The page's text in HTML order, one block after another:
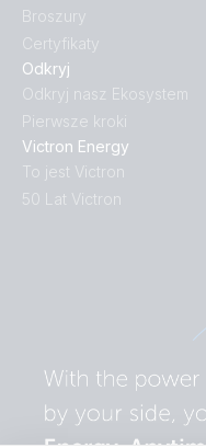
Odkryj
Odkryj nasz Ekosystem
Pierwsze kroki
Victron Energy
To jest Victron
50 Lat Victron
Broszury
Certyfikaty